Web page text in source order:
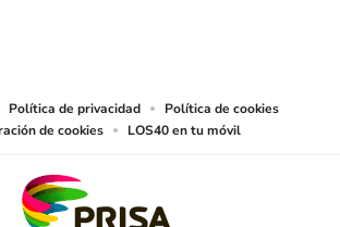
Política de privacidad
Política de cookies
de cookies
LOS40 en tu móvil